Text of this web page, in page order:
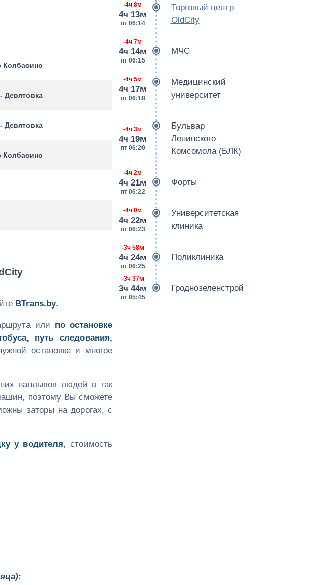
Колбасино
Девятовка
Девятовка
Колбасино
BTrans.by.
или по остановке
путь следования,
остановке и многое
наплывов людей в так
поэтому Вы сможете
заторы на дорогах, с
у водителя, стоимость
-4ч 8м
4ч 13м
пт 06:14
Торговый центр
OldCity
-4ч 7м
4ч 14м
пт 06:15
МЧС
-4ч 5м
4ч 17м
пт 06:18
Медицинский
университет
-4ч 3м
4ч 19м
пт 06:20
Бульвар
Ленинского
Комсомола (БЛК)
-4ч 2м
4ч 21м
пт 06:22
Форты
-4ч 0м
4ч 22м
пт 06:23
Университетская
клиника
-3ч 58м
4ч 24м
пт 06:25
Поликлиника
-3ч 37м
3ч 44м
пт 05:45
Гроднозеленстрой